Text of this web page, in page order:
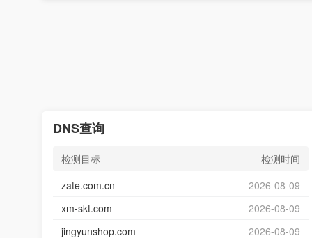
DNS查询
检测目标
检测时间
zate.com.cn
2026-08-09
xm-skt.com
2026-08-09
jingyunshop.com
2026-08-09